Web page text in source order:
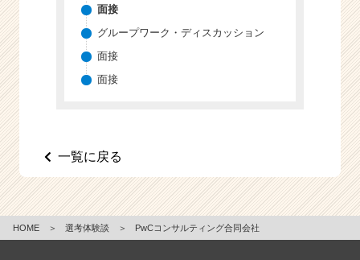
リ
e
r）
面接
グループワーク・ディスカッション
面接
面接
一覧に戻る
HOME ＞ 選考体験談 ＞ PwCコンサルティング合同会社